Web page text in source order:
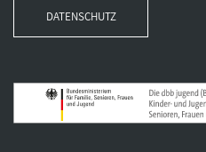
DATENSCHUTZ